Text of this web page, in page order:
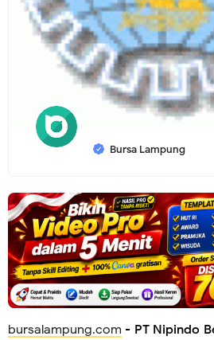
Bursa Lampung
bursalampung.com - PT Nipindo